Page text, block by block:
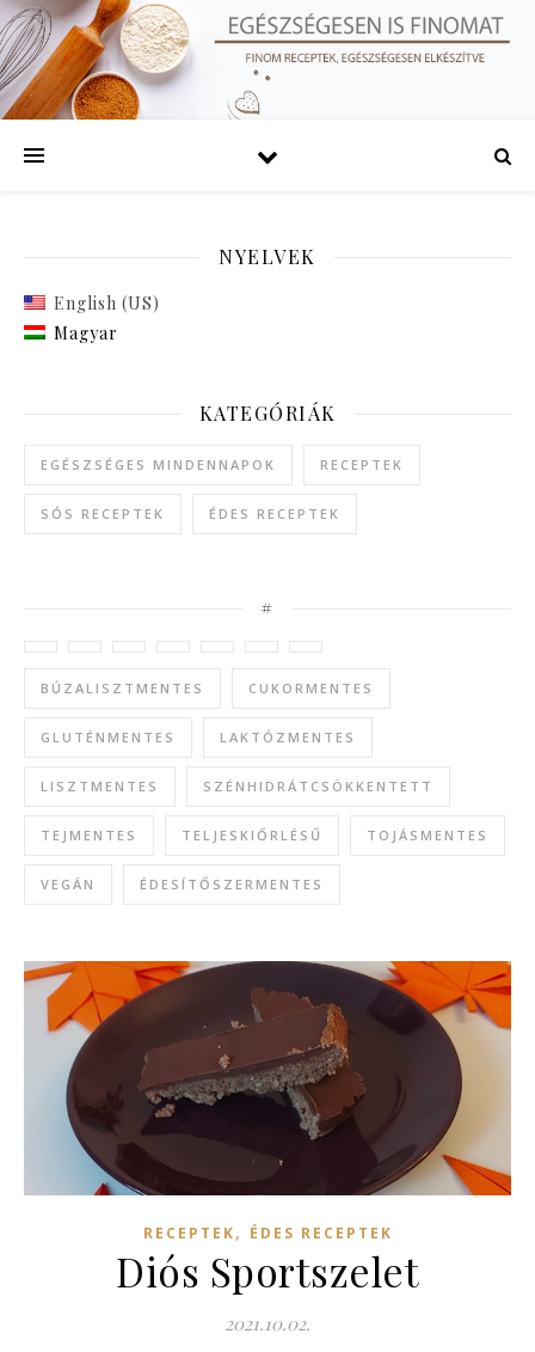
NYELVEK
English (US)
Magyar
KATEGÓRIÁK
EGÉSZSÉGES MINDENNAPOK RECEPTEK
SÓS RECEPTEK ÉDES RECEPTEK
#
BÚZALISZTMENTES CUKORMENTES
GLUTÉNMENTES LAKTÓZMENTES
LISZTMENTES SZÉNHIDRÁTCSÖKKENTETT
TEJMENTES TELJESKIŐRLÉSŰ TOJÁSMENTES
VEGÁN ÉDESÍTŐSZERMENTES
RECEPTEK, ÉDES RECEPTEK
Diós Sportszelet
2021.10.02.